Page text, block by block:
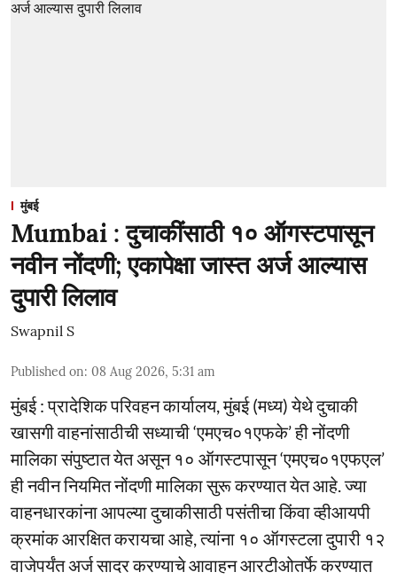
मुंबई
Mumbai : दुचाकींसाठी १० ऑगस्टपासून
नवीन नोंदणी; एकापेक्षा जास्त अर्ज आल्यास
दुपारी लिलाव
Swapnil S
Published on: 08 Aug 2026, 5:31 am
मुंबई : प्रादेशिक परिवहन कार्यालय, मुंबई (मध्य) येथे दुचाकी
खासगी वाहनांसाठीची सध्याची ‘एमएच०१एफके’ ही नोंदणी
मालिका संपुष्टात येत असून १० ऑगस्टपासून ‘एमएच०१एफएल’
ही नवीन नियमित नोंदणी मालिका सुरू करण्यात येत आहे. ज्या
वाहनधारकांना आपल्या दुचाकीसाठी पसंतीचा किंवा व्हीआयपी
क्रमांक आरक्षित करायचा आहे, त्यांना १० ऑगस्टला दुपारी १२
वाजेपर्यंत अर्ज सादर करण्याचे आवाहन आरटीओतर्फे करण्यात